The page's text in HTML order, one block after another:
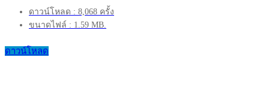
ดาวน์โหลด : 8,068 ครั้ง
ขนาดไฟล์ : 1.59 MB.
ดาวน์โหลด